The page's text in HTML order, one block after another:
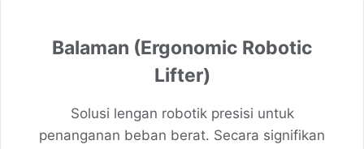
Balaman (Ergonomic Robotic
Lifter)
Solusi lengan robotik presisi untuk
penanganan beban berat. Secara signifikan